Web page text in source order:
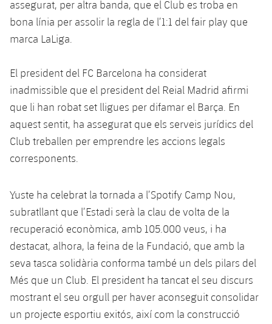
assegurat, per altra banda, que el Club es troba en
bona línia per assolir la regla de l’1:1 del fair play que
marca LaLiga.
El president del FC Barcelona ha considerat
inadmissible que el president del Reial Madrid afirmi
que li han robat set lligues per difamar el Barça. En
aquest sentit, ha assegurat que els serveis jurídics del
Club treballen per emprendre les accions legals
corresponents.
Yuste ha celebrat la tornada a l’Spotify Camp Nou,
subratllant que l’Estadi serà la clau de volta de la
recuperació econòmica, amb 105.000 veus, i ha
destacat, alhora, la feina de la Fundació, que amb la
seva tasca solidària conforma també un dels pilars del
Més que un Club. El president ha tancat el seu discurs
mostrant el seu orgull per haver aconseguit consolidar
un projecte esportiu exitós, així com la construcció